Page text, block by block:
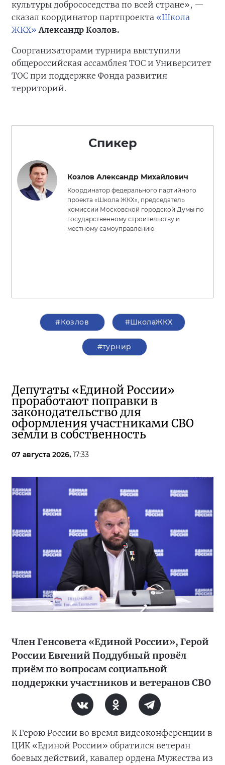
культуры добрососедства по всей стране», —
сказал координатор партпроекта «Школа
ЖКХ» Александр Козлов.
Соорганизаторами турнира выступили
общероссийская ассамблея ТОС и Университет
ТОС при поддержке Фонда развития
территорий.
Спикер
Козлов Александр Михайлович
Координатор федерального партийного
проекта «Школа ЖКХ», председатель
комиссии Московской городской Думы по
государственному строительству и
местному самоуправлению
#Козлов #ШколаЖКХ
#турнир
Депутаты «Единой России»
проработают поправки в
законодательство для
оформления участниками СВО
земли в собственность
07 августа 2026, 17:33
Член Генсовета «Единой России», Герой
России Евгений Поддубный провёл
приём по вопросам социальной
поддержки участников и ветеранов СВО
К Герою России во время видеоконференции в
ЦИК «Единой России» обратился ветеран
боевых действий, кавалер ордена Мужества из